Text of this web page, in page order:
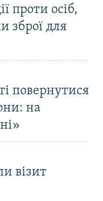
проти осіб,
зброї для
повернутися
на
візит